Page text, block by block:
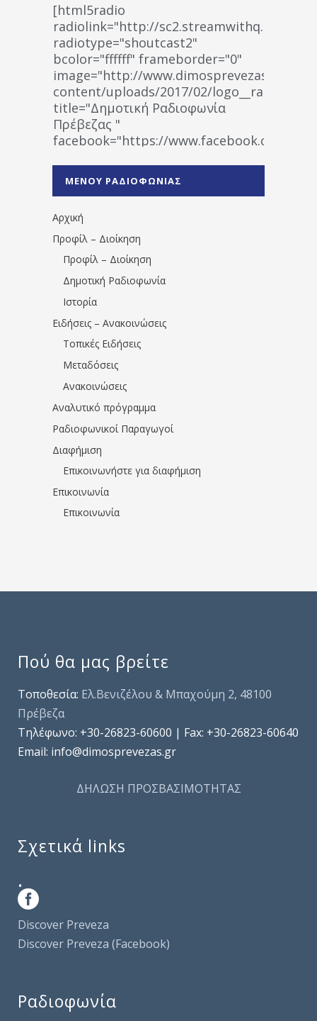
[html5radio
radiolink="http://
radiotype="shoutcast2"
bcolor="ffffff" frameborder="0"
image="http://www.dimosprevezas.gr/wp-
content/uploads/2017/02/
title="Δημοτική Ραδιοφωνία
Πρέβεζας "
facebook="https://www.facebook.com/
1531194763766854/" artist="" ]
ΜΕΝΟΥ ΡΑΔΙΟΦΩΝΙΑΣ
Αρχική
Προφίλ – Διοίκηση
Προφίλ – Διοίκηση
Δημοτική Ραδιοφωνία
Ιστορία
Ειδήσεις – Ανακοινώσεις
Τοπικές Ειδήσεις
Μεταδόσεις
Ανακοινώσεις
Αναλυτικό πρόγραμμα
Ραδιοφωνικοί Παραγωγοί
Διαφήμιση
Επικοινωνήστε για διαφήμιση
Επικοινωνία
Επικοινωνία
Πού θα μας βρείτε
Τοποθεσία: Ελ.Βενιζέλου & Μπαχούμη 2, 48100
Πρέβεζα
Τηλέφωνo: +30-26823-60600 | Fax: +30-26823-60640
Email: info@dimosprevezas.gr
ΔΗΛΩΣΗ ΠΡΟΣΒΑΣΙΜΟΤΗΤΑΣ
Σχετικά links
.
Discover Preveza
Discover Preveza (Facebook)
Ραδιοφωνία